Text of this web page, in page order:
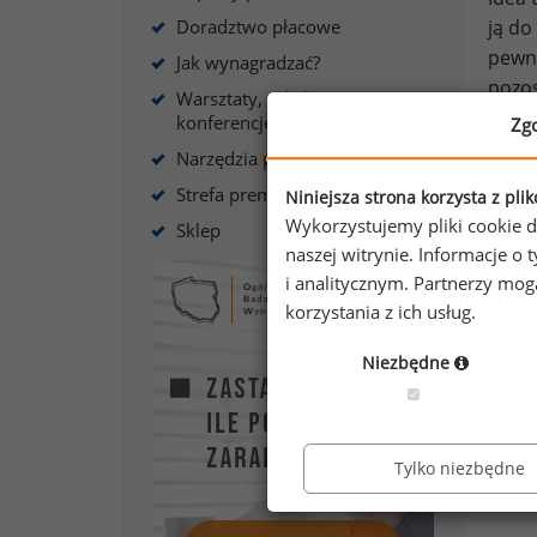
Doradztwo płacowe
Jak wynagradzać?
Warsztaty, szkolenia,
konferencje
Narzędzia płacowe
Strefa premium
Sklep
ją
je
na
Niniejsza strona korzysta z
Wykorzystujemy pliki cookie
naszej witrynie. Informacje o
i analitycznym. Partnerzy
korzystania z ich usług.
Niezbędne
Tylko niezbędne